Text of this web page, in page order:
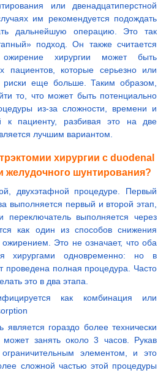
или двенадцатиперстной
им рекомендуется подождать
дальнейшую операцию. Это так
подход. Он также считается
ожирение хирургии может быть
пациентов, которые серьезно или
риски еще больше. Таким образом,
то, что может быть потенциально
из-за сложности, времени и
к пациенту, разбивая это на две
лучшим вариантом.
хирургии с duodenal
желудочного шунтирования?
двухэтафной процедуре. Первый
выполняется первый и второй этап,
переключатель выполняется через
как один из способов снижения
Это не означает, что оба
хирургами одновременно: но в
проведена полная процедура. Часто
это в два этапа.
как комбинация или
является гораздо более технически
занять около 3 часов. Рукав
ограничительным элементом, и это
сложной частью этой процедуры